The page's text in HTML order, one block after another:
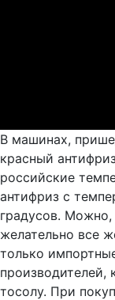
В машинах,
красный
российские
антифриз с
градусов. Можно,
желательно все
только
производителей,
тосолу. При